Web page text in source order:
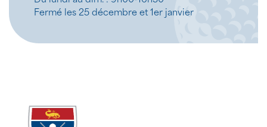
Fermé les 25 décembre et 1er janvier